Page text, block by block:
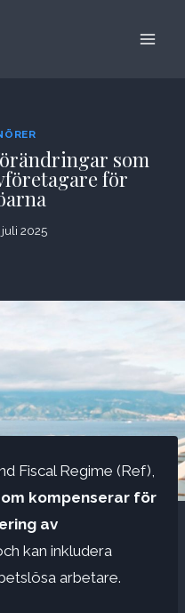
som
för
2025
Fiscal Regime (Ref),
kompenserar för
av
kan inkludera
arbetare.